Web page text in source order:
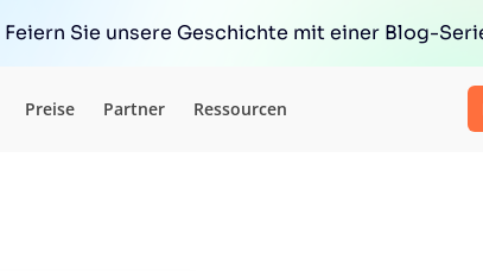
Feiern Sie unsere Geschichte mit einer Blog-
Preise Partner Ressourcen